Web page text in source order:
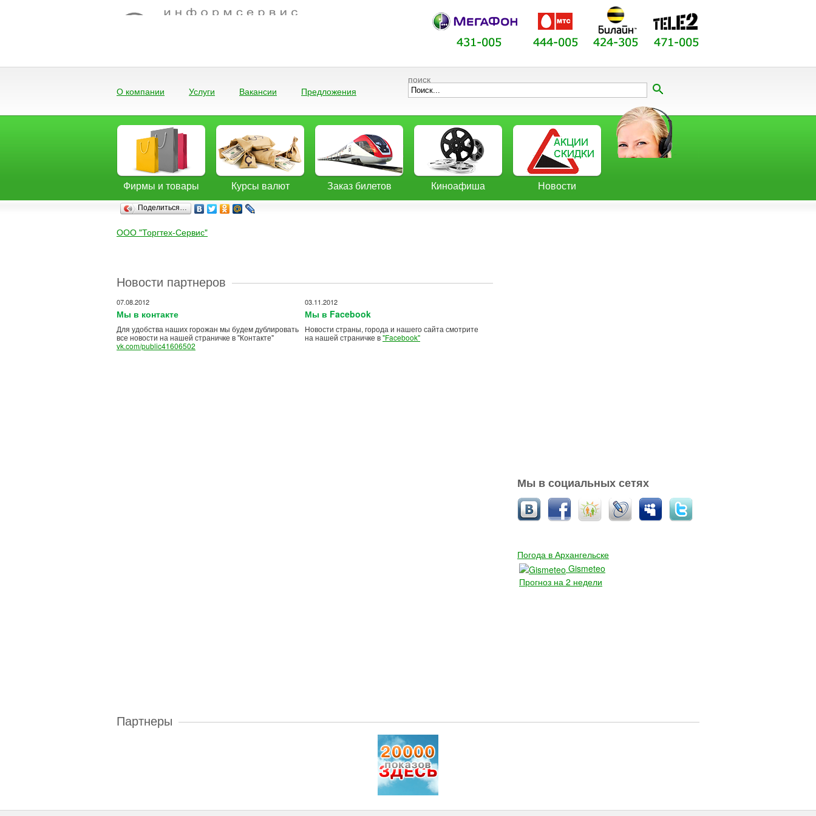
О компании Услуги Вакансии Предложения
поиск
Фирмы и товары Курсы валют Заказ билетов Киноафиша Новости
Поделиться…
ООО "Торгтех-Сервис"
Новости партнеров
07.08.2012
Мы в контакте
Для удобства наших горожан мы будем дублировать
все новости на нашей страничке в "Контакте"
vk.com/public41606502
03.11.2012
Мы в Facebook
Новости страны, города и нашего сайта смотрите
на нашей страничке в"Facebook"
Мы в социальных сетях
Погода в Архангельске
Gismeteo
Прогноз на 2 недели
Партнеры